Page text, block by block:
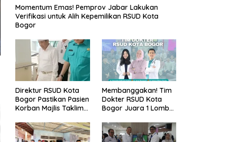
Momentum Emas! Pemprov Jabar Lakukan
Verifikasi untuk Alih Kepemilikan RSUD Kota
Bogor
Direktur RSUD Kota
Bogor Pastikan Pasien
Korban Majlis Taklim
Mendapatkan
Perawatan Maksimal
Membanggakan! Tim
Dokter RSUD Kota
Bogor Juara 1 Lomba
Pengakuan di Pentas
Medis Se-Bogor